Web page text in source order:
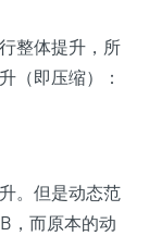
整体提升，所
（即压缩）：
。但是动态范
，而原本的动